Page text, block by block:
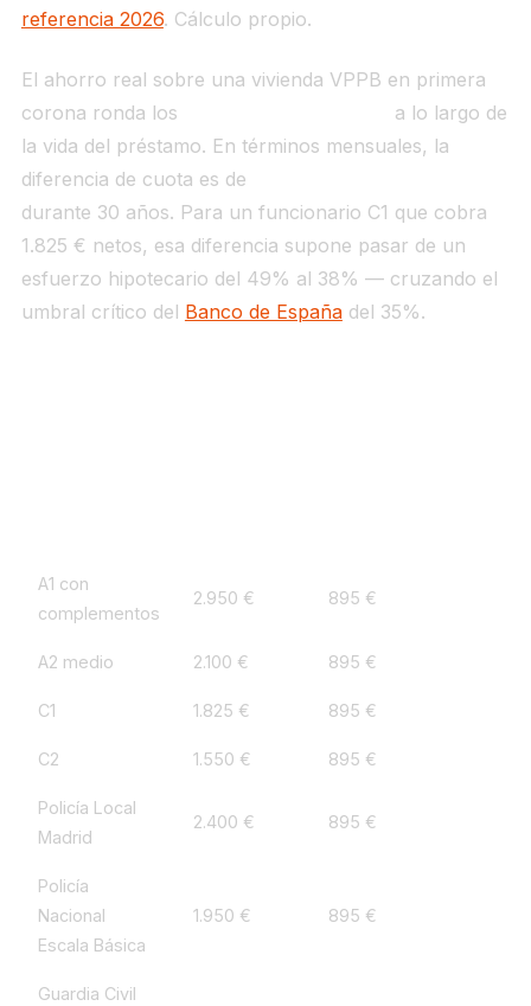
referencia 2026. Cálculo propio.
El ahorro real sobre una vivienda VPPB en primera
corona ronda los
a lo largo de
la vida del préstamo. En términos mensuales, la
diferencia de cuota es de
durante 30 años. Para un funcionario C1 que cobra
1.825 € netos, esa diferencia supone pasar de un
esfuerzo hipotecario del 49% al 38% — cruzando el
umbral crítico del Banco de Españadel 35%.
A1 con
complementos
2.950 € 895 €
A2 medio 2.100 € 895 €
C1 1.825 € 895 €
C2 1.550 € 895 €
Policía Local
Madrid
2.400 € 895 €
Policía
Nacional
Escala Básica
1.950 € 895 €
Guardia Civil